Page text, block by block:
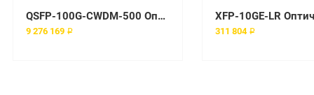
QSFP-100G-CWDM-500 Оптический модуль Juniper 500 UNIT BUNDLE OF QSFP-100GBASE-CWDM
9 276 169 ₽ 311 804 ₽